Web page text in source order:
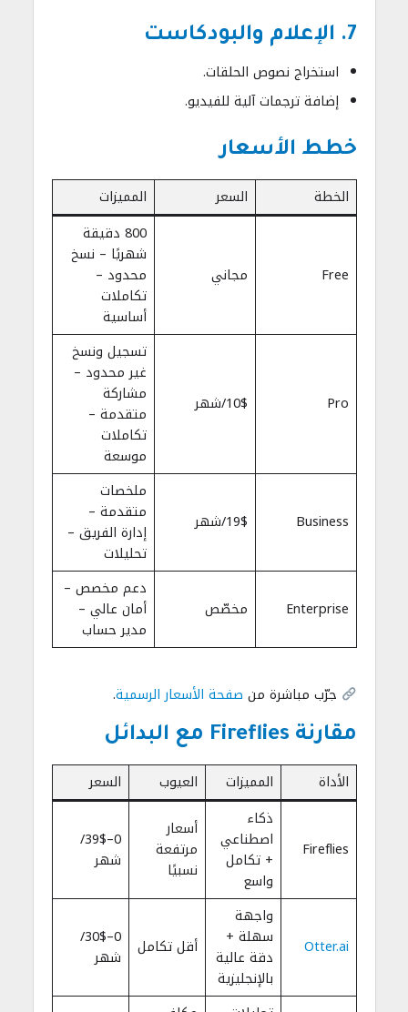
7. الإعلام والبودكاست
استخراج نصوص الحلقات.
إضافة ترجمات آلية للفيديو.
خطط الأسعار
الخطة السعر المميزات
Free مجاني
800 دقيقة
شهريًا – نسخ
محدود –
تكاملات
أساسية
Pro 10$/شهر
تسجيل ونسخ
غير محدود –
مشاركة
متقدمة –
تكاملات
موسعة
Business 19$/شهر
ملخصات
متقدمة –
إدارة الفريق –
تحليلات
Enterprise مخصّص
دعم مخصص –
أمان عالي –
مدير حساب
جرّب مباشرة من صفحة الأسعار الرسمية.
مقارنة Fireflies مع البدائل
الأداة المميزات العيوب السعر
Fireflies
ذكاء
اصطناعي
+ تكامل
واسع
أسعار
مرتفعة
نسبيًا
0–39$/
شهر
Otter.ai
واجهة
سهلة +
دقة عالية
بالإنجليزية
أقل تكامل
0–30$/
شهر